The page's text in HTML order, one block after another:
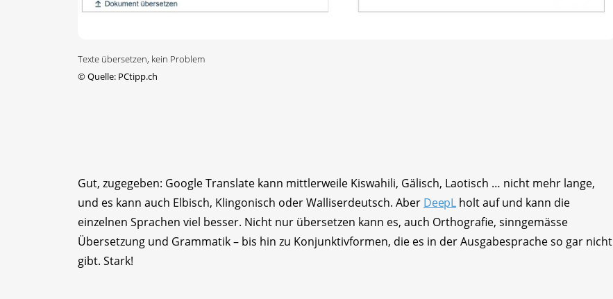
Texte übersetzen, kein Problem
©Quelle: PCtipp.ch
Gut, zugegeben: Google Translate kann mittlerweile Kiswahili, Gälisch, Laotisch … nicht mehr lange,
und es kann auch Elbisch, Klingonisch oder Walliserdeutsch. Aber DeepLholt auf und kann die
einzelnen Sprachen viel besser. Nicht nur übersetzen kann es, auch Orthografie, sinngemässe
Übersetzung und Grammatik – bis hin zu Konjunktivformen, die es in der Ausgabesprache so gar nicht
gibt. Stark!